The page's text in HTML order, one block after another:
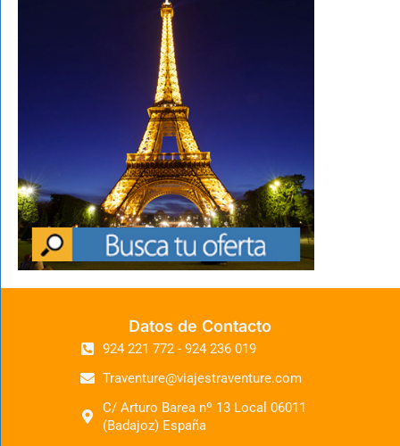
Datos de Contacto
924 221 772 - 924 236 019
Traventure@viajestraventure.com
C/ Arturo Barea nº 13 Local 06011
(Badajoz) España